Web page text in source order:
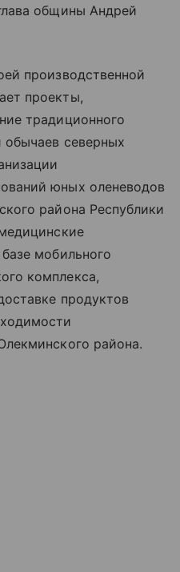
общины Андрей
производственной
проекты,
традиционного
обычаев северных
юных оленеводов
района Республики
мобильного
комплекса,
продуктов
района.